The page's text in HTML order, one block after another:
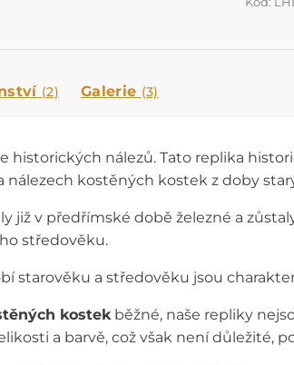
(2) Galerie (3)
historických nálezů. Tato replika
nálezech kostěných kostek z doby
již v předřímské době železné a
středověku.
starověku a středověku jsou
kostekběžné, naše repliky
a barvě, což však není důležité,